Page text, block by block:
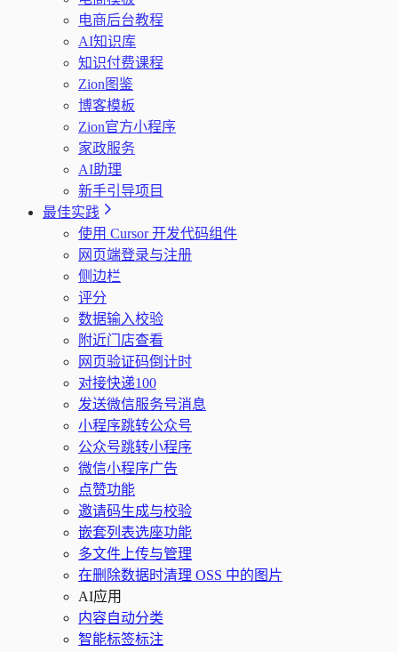
电商后台教程
AI知识库
知识付费课程
Zion图鉴
博客模板
Zion官方小程序
家政服务
AI助理
新手引导项目
最佳实践
使用 Cursor 开发代码组件
网页端登录与注册
侧边栏
评分
数据输入校验
附近门店查看
网页验证码倒计时
对接快递100
发送微信服务号消息
小程序跳转公众号
公众号跳转小程序
微信小程序广告
点赞功能
邀请码生成与校验
嵌套列表选座功能
多文件上传与管理
在删除数据时清理 OSS 中的图片
AI应用
内容自动分类
智能标签标注